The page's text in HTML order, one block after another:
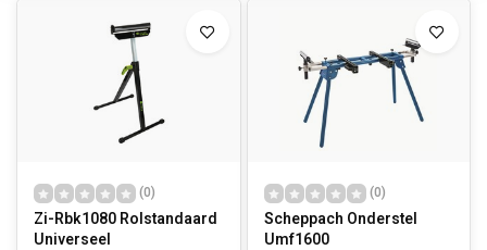
(0)
Zi-Rbk1080 Rolstandaard
Universeel
(0)
Scheppach Onderstel
Umf1600